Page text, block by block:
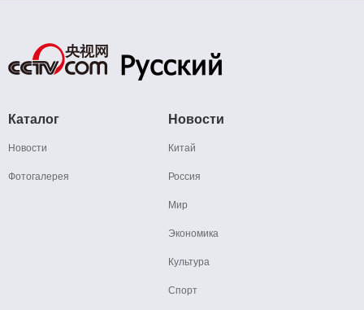
Каталог
Новости
Фотогалерея
Новости
Китай
Россия
Мир
Экономика
Культура
Спорт